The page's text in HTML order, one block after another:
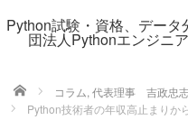
Python試験・資格、デー
団法人Pythonエンジニ
ホーム コラム, 代表理事 吉政忠
Python技術者の年収高止まりか